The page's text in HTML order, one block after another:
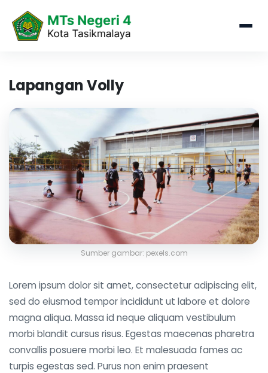
Lapangan Volly
Sumber gambar: pexels.com
Lorem ipsum dolor sit amet, consectetur adipiscing elit,
sed do eiusmod tempor incididunt ut labore et dolore
magna aliqua. Massa id neque aliquam vestibulum
morbi blandit cursus risus. Egestas maecenas pharetra
convallis posuere morbi leo. Et malesuada fames ac
turpis egestas sed. Purus non enim praesent